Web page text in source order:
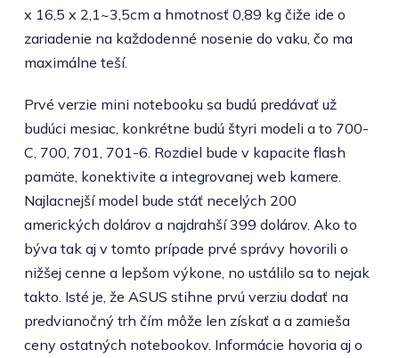
x 16,5 x 2,1~3,5cm a hmotnosť 0,89 kg čiže ide o
zariadenie na každodenné nosenie do vaku, čo ma
maximálne teší.
Prvé verzie mini notebooku sa budú predávať už
budúci mesiac, konkrétne budú štyri modeli a to 700-
C, 700, 701, 701-6. Rozdiel bude v kapacite flash
pamäte, konektivite a integrovanej web kamere.
Najlacnejší model bude stáť necelých 200
amerických dolárov a najdrahší 399 dolárov. Ako to
býva tak aj v tomto prípade prvé správy hovorili o
nižšej cenne a lepšom výkone, no ustálilo sa to nejak
takto. Isté je, že ASUS stihne prvú verziu dodať na
predvianočný trh čím môže len získať a a zamieša
ceny ostatných notebookov. Informácie hovoria aj o